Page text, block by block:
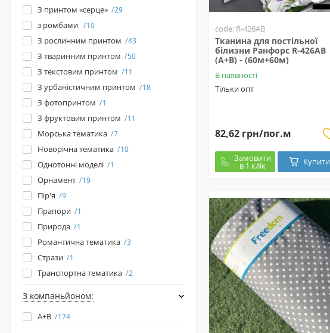
code: R-426AB
Тканина для постільної
білизни Ранфорс R-426AB
(A+B) - (60м+60м)
В наявності
Тільки опт
82,62 грн/пог.м
Замовити
в 1 клік Купити
З принтом «серце» 29
з ромбами 10
З рослинним принтом 43
З тваринним принтом 50
З текстовим принтом 11
З урбаністичним принтом 18
З фотопринтом 1
З фруктовим принтом 11
Морська тематика 7
Новорічна тематика 10
Однотонні моделі 1
Орнамент 19
Пір'я 9
Прапори 1
Природа 1
Романтична тематика 3
Стрази 1
Транспортна тематика 2
З компаньйоном:
A+B 174